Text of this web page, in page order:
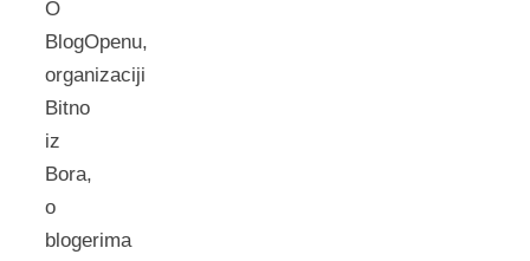
O
BlogOpenu,
organizaciji
Bitno
iz
Bora,
o
blogerima